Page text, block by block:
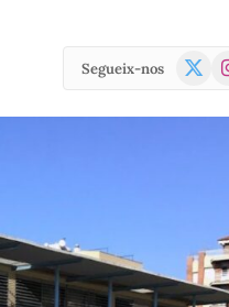
Segueix-nos
X